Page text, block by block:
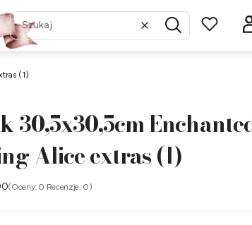
WyczyśćSzukaj
(1)
30,5x30,5cm
Alice extras (1)
(Oceny: 0 Recenzje: 0)